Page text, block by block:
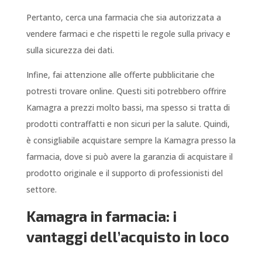
Pertanto, cerca una farmacia che sia autorizzata a
vendere farmaci e che rispetti le regole sulla privacy e
sulla sicurezza dei dati.
Infine, fai attenzione alle offerte pubblicitarie che
potresti trovare online. Questi siti potrebbero offrire
Kamagra a prezzi molto bassi, ma spesso si tratta di
prodotti contraffatti e non sicuri per la salute. Quindi,
è consigliabile acquistare sempre la Kamagra presso la
farmacia, dove si può avere la garanzia di acquistare il
prodotto originale e il supporto di professionisti del
settore.
Kamagra in farmacia: i
vantaggi dell’acquisto in loco